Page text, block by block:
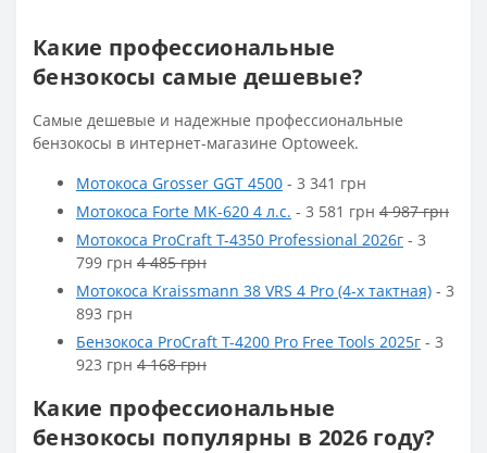
Какие профессиональные
бензокосы самые дешевые?
Самые дешевые и надежные профессиональные
бензокосы в интернет-магазине Optoweek.
Мотокоса Grosser GGT 4500 - 3 341 грн
Мотокоса Forte MK-620 4 л.с. - 3 581 грн 4 987 грн
Мотокоса ProCraft T-4350 Professional 2026г - 3
799 грн 4 485 грн
Мотокоса Kraissmann 38 VRS 4 Pro (4-х тактная) - 3
893 грн
Бензокоса ProCraft T-4200 Pro Free Tools 2025г - 3
923 грн 4 168 грн
Какие профессиональные
бензокосы популярны в 2026 году?